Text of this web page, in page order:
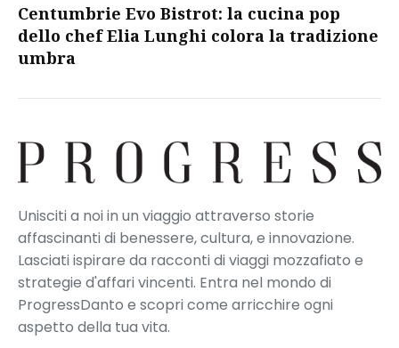
Centumbrie Evo Bistrot: la cucina pop
dello chef Elia Lunghi colora la tradizione
umbra
Unisciti a noi in un viaggio attraverso storie
affascinanti di benessere, cultura, e innovazione.
Lasciati ispirare da racconti di viaggi mozzafiato e
strategie d'affari vincenti. Entra nel mondo di
ProgressDanto e scopri come arricchire ogni
aspetto della tua vita.